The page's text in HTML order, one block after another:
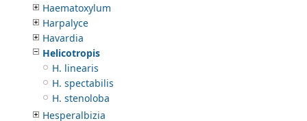
Haematoxylum
Harpalyce
Havardia
Helicotropis
H. linearis
H. spectabilis
H. stenoloba
Hesperalbizia